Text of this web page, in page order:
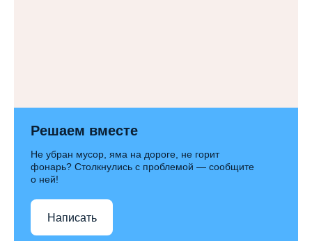
Решаем вместе
Не убран мусор, яма на дороге, не горит
фонарь? Столкнулись с проблемой — сообщите
о ней!
Написать